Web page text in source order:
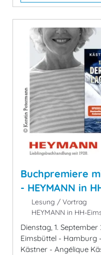
Buchpremiere
- HEYMANN in
Lesung / Vortrag
HEYMANN in HH-
Dienstag, 1.
Eimsbüttel - Hamburg
Kästner - Angélique